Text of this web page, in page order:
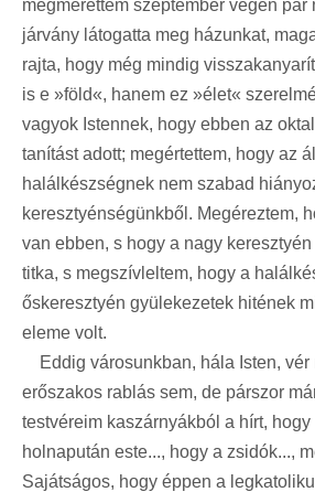
megmérettem szeptember végén pár
járvány látogatta meg házunkat,
rajta, hogy még mindig
is e »föld«, hanem ez »élet«
vagyok Istennek, hogy ebben az
tanítást adott; megértettem, hogy az
halálkészségnek nem szabad
keresztyénségünkből. Megéreztem,
van ebben, s hogy a nagy
titka, s megszívleltem, hogy a
őskeresztyén gyülekezetek hitének
eleme volt.
Eddig városunkban, hála Isten, vér
erőszakos rablás sem, de párszor
testvéreim kaszárnyákból a hírt,
holnapután este..., hogy a zsidók...,
Sajátságos, hogy éppen a